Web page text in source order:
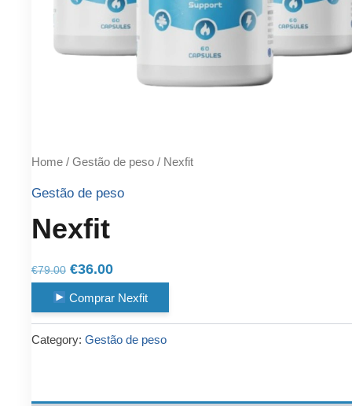
Home / Gestão de peso / Nexfit
Gestão de peso
Nexfit
€79.00 Original
price
was:
€79.00.
€36.00Current
price
is:
€36.00.
Comprar Nexfit
Category: Gestão de peso